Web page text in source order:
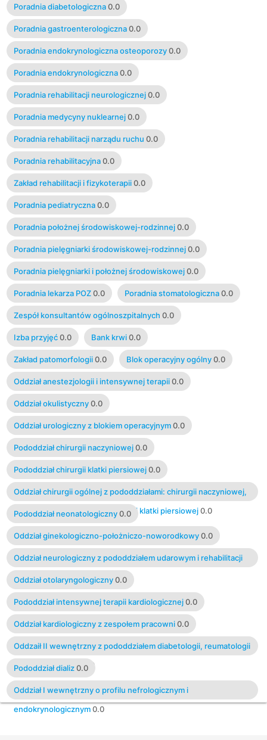
Poradnia diabetologiczna 0.0
Poradnia gastroenterologiczna 0.0
Poradnia endokrynologiczna osteoporozy 0.0
Poradnia endokrynologiczna 0.0
Poradnia rehabilitacji neurologicznej 0.0
Poradnia medycyny nuklearnej 0.0
Poradnia rehabilitacji narządu ruchu 0.0
Poradnia rehabilitacyjna 0.0
Zakład rehabilitacji i fizykoterapii 0.0
Poradnia pediatryczna 0.0
Poradnia położnej środowiskowej-rodzinnej 0.0
Poradnia pielęgniarki środowiskowej-rodzinnej 0.0
Poradnia pielęgniarki i położnej środowiskowej 0.0
Poradnia lekarza POZ 0.0 Poradnia stomatologiczna 0.0
Zespół konsultantów ogólnoszpitalnych 0.0
Izba przyjęć 0.0 Bank krwi 0.0
Zakład patomorfologii 0.0 Blok operacyjny ogólny 0.0
Oddział anestezjologii i intensywnej terapii 0.0
Oddział okulistyczny 0.0
Oddział urologiczny z blokiem operacyjnym 0.0
Pododdział chirurgii naczyniowej 0.0
Pododdział chirurgii klatki piersiowej 0.0
Oddział chirurgii ogólnej z pododdziałami: chirurgii naczyniowej,
chirurgii laparoskopowej, chirurgii klatki piersiowej 0.0
Pododdział neonatologiczny 0.0
Oddział ginekologiczno-położniczo-noworodkowy 0.0
Oddział neurologiczny z pododdziałem udarowym i rehabilitacji
neurologicznej0.0
Oddział otolaryngologiczny 0.0
Pododdział intensywnej terapii kardiologicznej 0.0
Oddział kardiologiczny z zespołem pracowni 0.0
Oddzaił II wewnętrzny z pododdziałem diabetologii, reumatologii
i gastroenterologii 0.0
Pododdział dializ 0.0
Oddział I wewnętrzny o profilu nefrologicznym i
endokrynologicznym 0.0